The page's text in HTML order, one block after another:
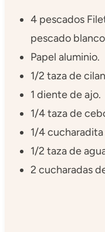
4 pescados
pescado
Papel aluminio.
1/2 taza de
1 diente de ajo.
1/4 taza de
1/4 cucharadita
1/2 taza de
2 cucharadas